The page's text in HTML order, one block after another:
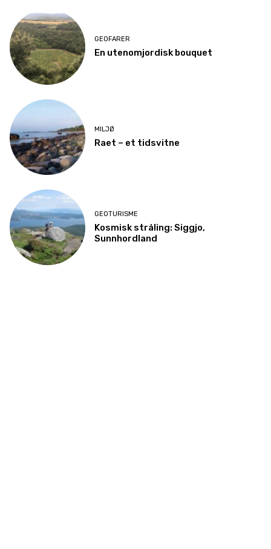
GEOFARER
En utenomjordisk bouquet
MILJØ
Raet – et tidsvitne
GEOTURISME
Kosmisk stråling: Siggjo,
Sunnhordland